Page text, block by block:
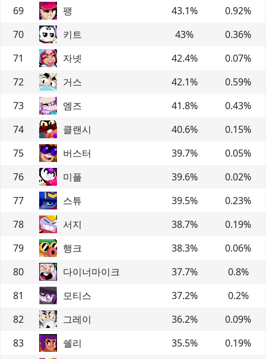
69
팽 43.1% 0.92%
70
키트 43% 0.36%
71
자넷 42.4% 0.07%
72
거스 42.1% 0.59%
73
엠즈 41.8% 0.43%
74
클랜시 40.6% 0.15%
75
버스터 39.7% 0.05%
76
미플 39.6% 0.02%
77
스튜 39.5% 0.23%
78
서지 38.7% 0.19%
79
행크 38.3% 0.06%
80
다이너마이크 37.7% 0.8%
81
모티스 37.2% 0.2%
82
그레이 36.2% 0.09%
83
쉘리 35.5% 0.19%